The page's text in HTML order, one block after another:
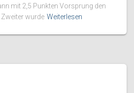
mit 2,5 Punkten Vorsprung den
wurde Weiterlesen